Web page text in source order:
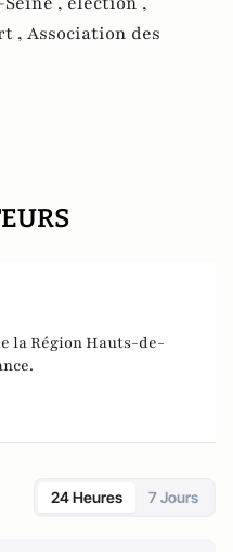
, Association des
la Région Hauts-de-
24 Heures 7 Jours